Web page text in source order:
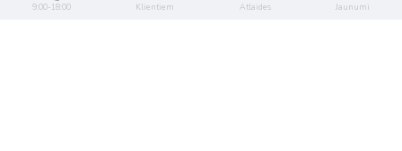
9:00-18:00 Klientiem Atlaides Jaunumi